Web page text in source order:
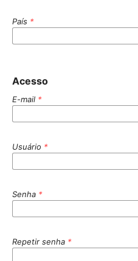
País *
Acesso
E-mail *
Usuário *
Senha *
Repetir senha *